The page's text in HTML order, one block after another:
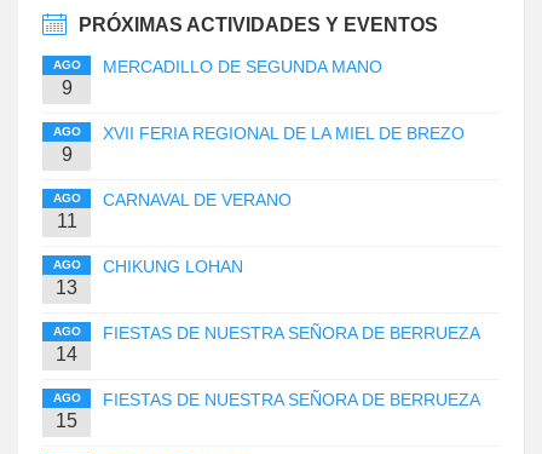
PRÓXIMAS ACTIVIDADES Y EVENTOS
AGO
9
MERCADILLO DE SEGUNDA MANO
AGO
9
XVII FERIA REGIONAL DE LA MIEL DE BREZO
AGO
11
CARNAVAL DE VERANO
AGO
13
CHIKUNG LOHAN
AGO
14
FIESTAS DE NUESTRA SEÑORA DE BERRUEZA
AGO
15
FIESTAS DE NUESTRA SEÑORA DE BERRUEZA